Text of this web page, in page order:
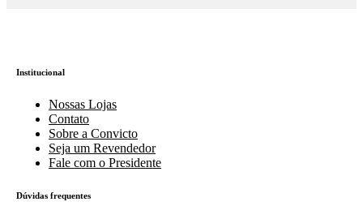
Institucional
Nossas Lojas
Contato
Sobre a Convicto
Seja um Revendedor
Fale com o Presidente
Dúvidas frequentes